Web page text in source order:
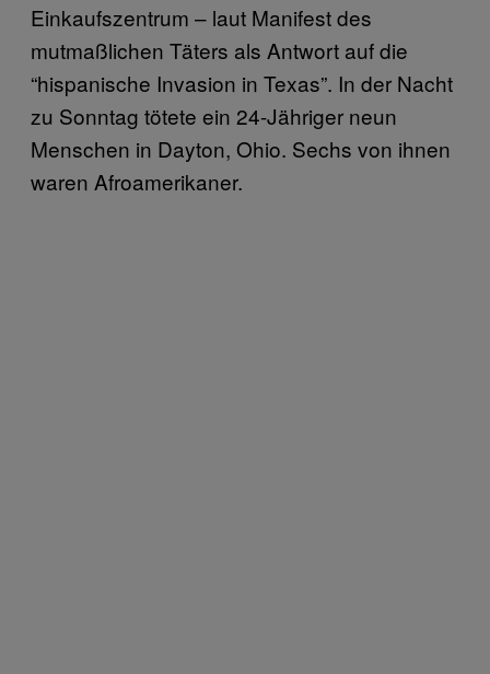
Einkaufszentrum – laut Manifest des
mutmaßlichen Täters als Antwort auf die
“hispanische Invasion in Texas”. In der Nacht
zu Sonntag tötete ein 24-Jähriger neun
Menschen in Dayton, Ohio. Sechs von ihnen
waren Afroamerikaner.